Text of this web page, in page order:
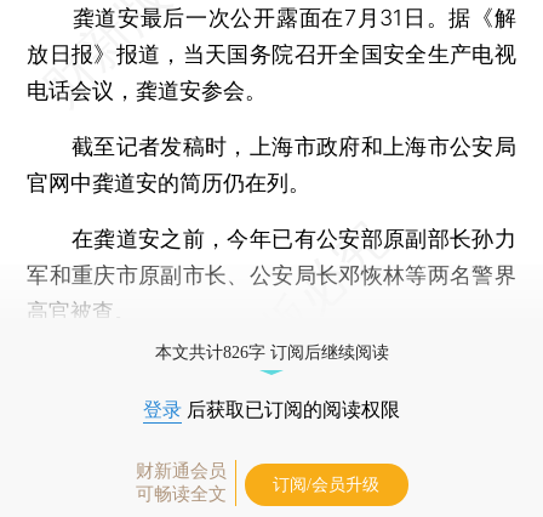
龚道安最后一次公开露面在7月31日。据《解
放日报》报道，当天国务院召开全国安全生产电视
电话会议，龚道安参会。
截至记者发稿时，上海市政府和上海市公安局
官网中龚道安的简历仍在列。
在龚道安之前，今年已有公安部原副部长孙力
军和重庆市原副市长、公安局长邓恢林等两名警界
高官被查。
本文共计826字 订阅后继续阅读
登录 后获取已订阅的阅读权限
财新通会员
可畅读全文
订阅/会员升级